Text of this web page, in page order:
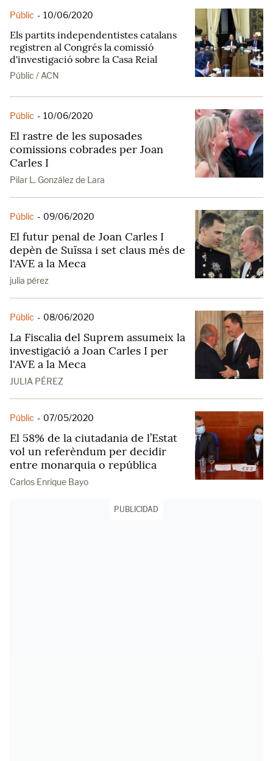
Públic - 10/06/2020
Els partits independentistes catalans
registren al Congrés la comissió
d'investigació sobre la Casa Reial
Públic / ACN
Públic - 10/06/2020
El rastre de les suposades
comissions cobrades per Joan
Carles I
Pilar L. González de Lara
Públic - 09/06/2020
El futur penal de Joan Carles I
depèn de Suïssa i set claus més de
l'AVE a la Meca
julia pérez
Públic - 08/06/2020
La Fiscalia del Suprem assumeix la
investigació a Joan Carles I per
l'AVE a la Meca
JULIA PÉREZ
Públic - 07/05/2020
El 58% de la ciutadania de l’Estat
vol un referèndum per decidir
entre monarquia o república
Carlos Enrique Bayo
PUBLICIDAD